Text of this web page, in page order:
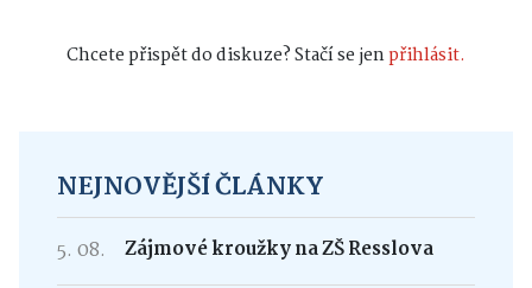
Sdílejte
NEJNOVĚJŠÍ ČLÁNKY